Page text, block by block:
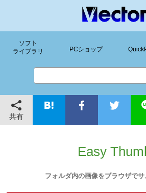
ソフト
ライブラリ
PCショップ
共有
Easy
フォルダ内の画像をブラウザで